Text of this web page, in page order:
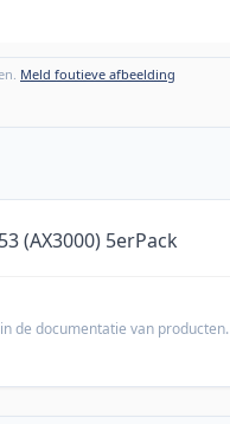
Meld foutieve afbeelding
(AX3000) 5erPack
de documentatie van producten.